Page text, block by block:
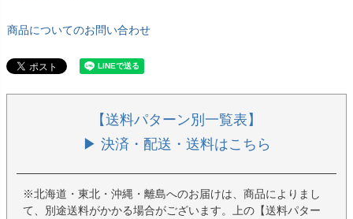
商品についてのお問い合わせ
【送料パターン別一覧表】
▶ 決済・配送・送料はこちら
※北海道・東北・沖縄・離島へのお届けは、商品によりまし
て、別途送料がかかる場合がございます。上の【送料パター